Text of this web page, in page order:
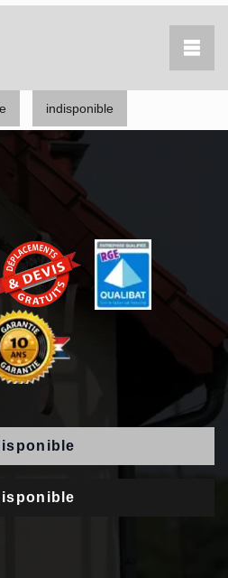
indisponible